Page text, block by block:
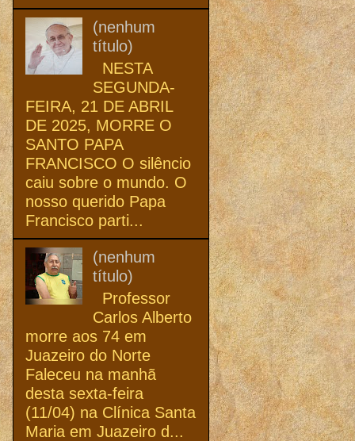
(nenhum
título)
NESTA
SEGUNDA-
FEIRA, 21 DE ABRIL
DE 2025, MORRE O
SANTO PAPA
FRANCISCO O silêncio
caiu sobre o mundo. O
nosso querido Papa
Francisco parti...
(nenhum
título)
Professor
Carlos Alberto
morre aos 74 em
Juazeiro do Norte
Faleceu na manhã
desta sexta-feira
(11/04) na Clínica Santa
Maria em Juazeiro d...